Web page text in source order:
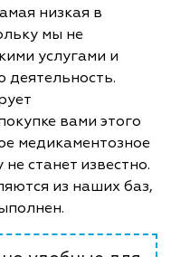
низкая в
мы не
услугами и
деятельность.
вами этого
медикаментозное
станет известно.
из наших баз,